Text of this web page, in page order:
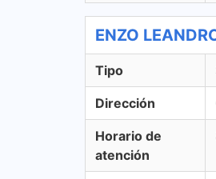
ENZO
Tipo
Dirección
Horario de
atención